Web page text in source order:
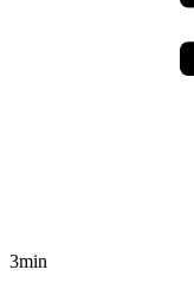
3min